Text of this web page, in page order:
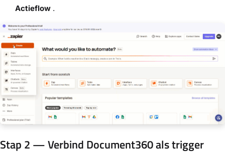
Actieflow .
Stap 2 — Verbind Document360 als trigger